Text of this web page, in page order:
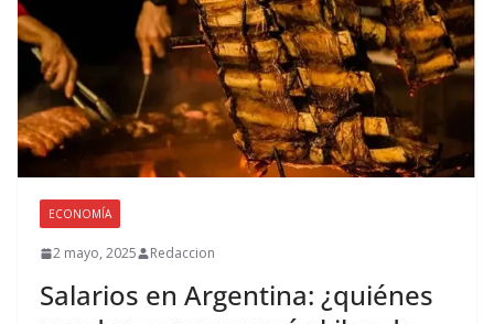
ECONOMÍA
2 mayo, 2025 Redaccion
Salarios en Argentina: ¿quiénes